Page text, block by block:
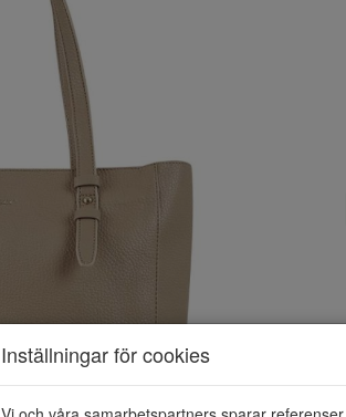
Inställningar för cookies